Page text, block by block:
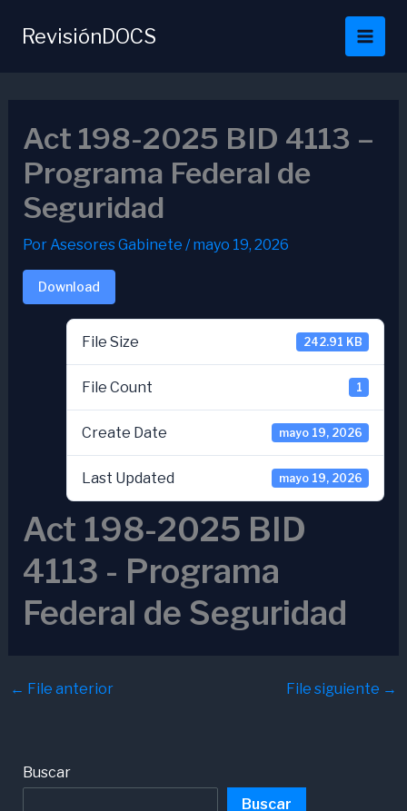
RevisiónDOCS
Act 198-2025 BID 4113 –
Programa Federal de
Seguridad
PorAsesores Gabinete /mayo 19, 2026
Download
File Size 242.91 KB
File Count 1
Create Date mayo 19, 2026
Last Updated mayo 19, 2026
Act 198-2025 BID
4113 - Programa
Federal de Seguridad
← File anterior File siguiente →
Buscar
Buscar